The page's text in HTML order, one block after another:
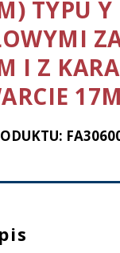
twarzy
ochronne
TYPU
I Z